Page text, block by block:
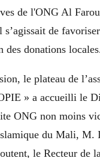
de l'ONG Al
s’agissait de
des donations
le plateau de
» a accueilli le
ONG non moins
du Mali, M.
le Recteur de